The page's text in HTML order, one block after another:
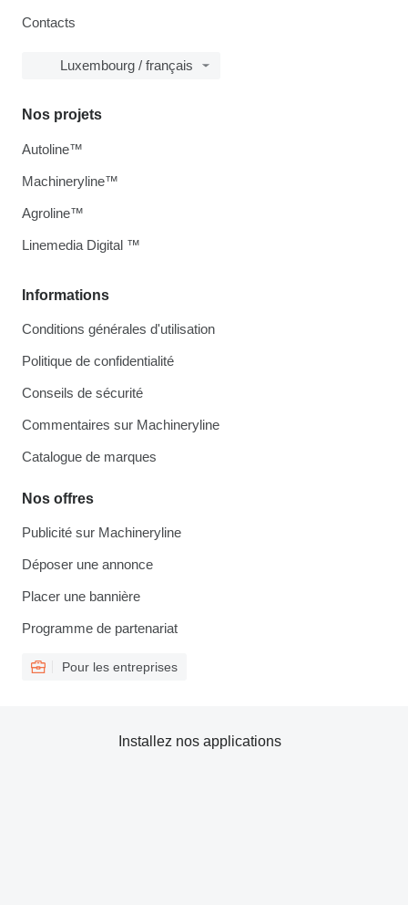
Contacts
Luxembourg / français
Informations
Conditions générales d'utilisation
Politique de confidentialité
Conseils de sécurité
Commentaires sur Machineryline
Catalogue de marques
Nos offres
Publicité sur Machineryline
Déposer une annonce
Placer une bannière
Programme de partenariat
Pour les entreprises
Nos projets
Autoline™
Machineryline™
Agroline™
Linemedia Digital ™
Installez nos applications